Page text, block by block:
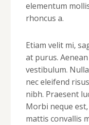
elementum
rhoncus a.
Etiam velit mi,
at purus.
vestibulum.
nec eleifend
nibh. Praesent
Morbi neque
mattis convallis